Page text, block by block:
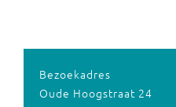
Bezoekadres
Oude Hoogstraat 24